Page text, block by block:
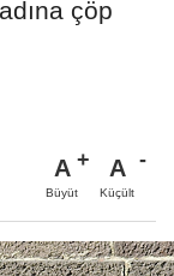
çöp
A
Büyüt
A
Küçült